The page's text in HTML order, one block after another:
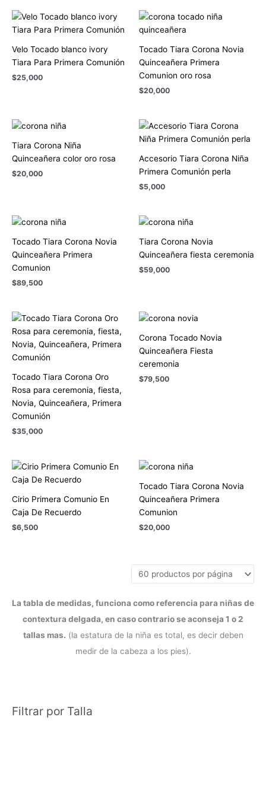
La tabla de medidas, funciona como referencia para niñas de
contextura delgada, en caso contrario se aconseja 1 o 2
tallas mas. (la estatura de la niña es total, es decir deben
medir de la cabeza a los pies).
Filtrar por Talla
Velo Tocado blanco ivory
Tiara Para Primera Comunión
$25,000
Tocado Tiara Corona Novia
Quinceañera Primera
Comunion oro rosa
$20,000
Tiara Corona Niña
Quinceañera color oro rosa
$20,000
Accesorio Tiara Corona Niña
Primera Comunión perla
$5,000
Tocado Tiara Corona Novia
Quinceañera Primera
Comunion
$89,500
Tiara Corona Novia
Quinceañera fiesta ceremonia
$59,000
Tocado Tiara Corona Oro
Rosa para ceremonia, fiesta,
Novia, Quinceañera, Primera
Comunión
$35,000
Corona Tocado Novia
Quinceañera Fiesta
ceremonia
$79,500
Cirio Primera Comunio En
Caja De Recuerdo
$6,500
Tocado Tiara Corona Novia
Quinceañera Primera
Comunion
$20,000